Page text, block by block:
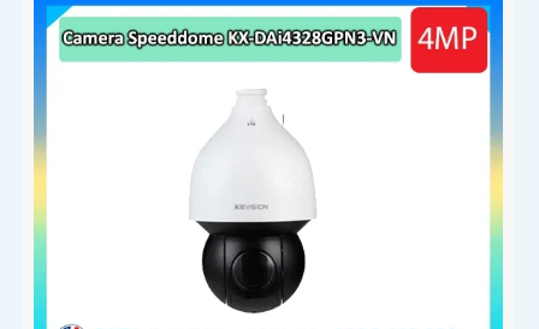
WiFi 6, hỗ trợ Auto Tracking, phát hiện người và phương tiện,
đàm thoại 2 chiều, báo động còi hú, đèn chớp